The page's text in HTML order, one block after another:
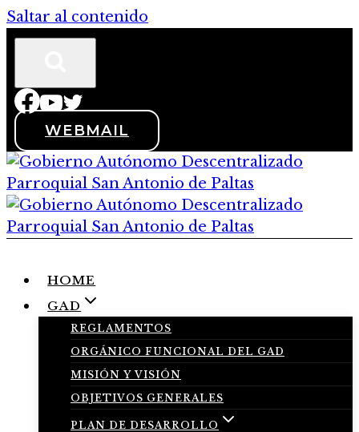
Saltar al contenido
WEBMAIL
HOME
GAD
REGLAMENTOS
ORGÁNICO FUNCIONAL DEL GAD
MISIÓN Y VISIÓN
OBJETIVOS GENERALES
PLAN DE DESARROLLO